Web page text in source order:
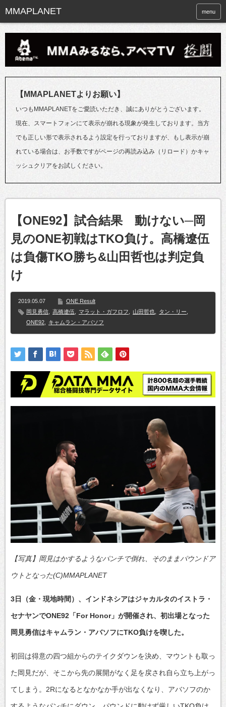
menu
【MMAPLANETよりお願い】
いつもMMAPLANETをご愛読いただき、誠にありがとうございます。
現在、スマートフォンにて表示が崩れる現象が発生しております。当方
でも正しい形で表示されるよう設定を行っておりますが、もし表示が崩
れている場合は、お手数ですがページの再読み込み（リロード）かキャ
ッシュクリアをお試しください。
【ONE92】試合結果 動けない─岡
見のONE初戦はTKO負け。高橋遼伍
は負傷TKO勝ち&山田哲也は判定負
け
2019.05.07
ONE Result
岡見勇信
高橋遼伍 マラット・ガフロフ 山田哲也 タン・リー
ONE92
キャムラン・アバソフ
【写真】岡見はかするようなパンチで倒れ、そのままパウンドア
ウトとなった(C)MMAPLANET
3日（金・現地時間）、インドネシアはジャカルタのイストラ・
セナヤンでONE92「For Honor」が開催され、初出場となった
岡見勇信はキャムラン・アバソフにTKO負けを喫した。
初回は得意の四つ組からのテイクダウンを決め、マウントも取っ
た岡見だが、そこから先の展開がなく足を戻され自ら立ち上がっ
てしまう。2Rになるとなかなか手が出なくなり、アバソフのか